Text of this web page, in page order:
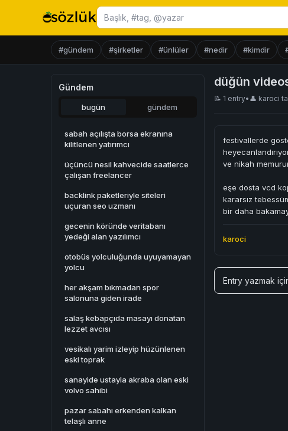
Başlık ara
#gündem #şirketler #ünlüler #nedir #kimdir
Gündem
bugün gündem
sabah açılışta borsa ekranına
kilitlenen yatırımcı
üçüncü nesil kahvecide saatlerce
çalışan freelancer
backlink paketleriyle siteleri
uçuran seo uzmanı
gecenin köründe veritabanı
yedeği alan yazılımcı
otobüs yolculuğunda uyuyamayan
yolcu
her akşam bıkmadan spor
salonuna giden irade
salaş kebapçıda masayı donatan
lezzet avcısı
vesikalı yarim izleyip hüzünlenen
eski toprak
sanayide ustayla akraba olan eski
volvo sahibi
pazar sabahı erkenden kalkan
telaşlı anne
düğün
📝 1 entry• 👤 karoci
festivallerde
ve nikah
eşe dosta vcd
kararsız
bir daha
karoci
Entry yazmak